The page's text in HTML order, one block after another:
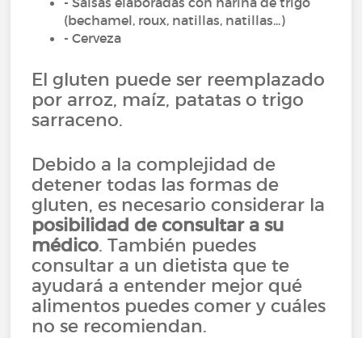
(bechamel, roux, natillas, natillas...)
- Cerveza
El gluten puede ser reemplazado
por arroz, maíz, patatas o trigo
sarraceno.
Debido a la complejidad de
detener todas las formas de
gluten, es necesario considerar la
posibilidad de consultar a su
médico. También puedes
consultar a un dietista que te
ayudará a entender mejor qué
alimentos puedes comer y cuáles
no se recomiendan.